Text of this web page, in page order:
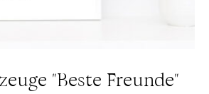
"Beste Freunde"